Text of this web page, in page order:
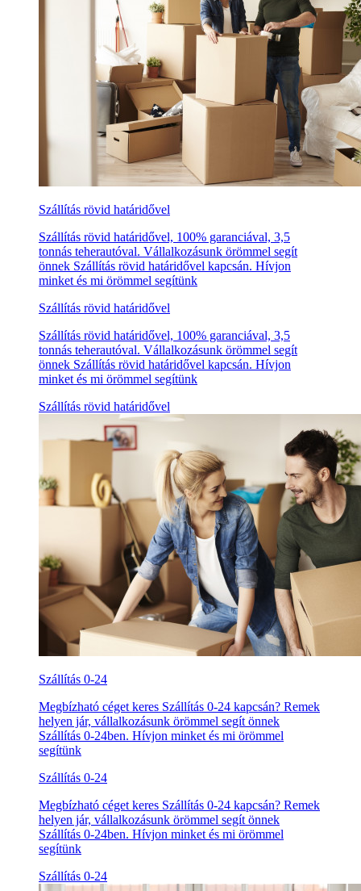
Szállítás rövid határidővel
Szállítás rövid határidővel, 100% garanciával, 3,5
tonnás teherautóval. Vállalkozásunk örömmel segít
önnek Szállítás rövid határidővel kapcsán. Hívjon
minket és mi örömmel segítünk
Szállítás rövid határidővel
Szállítás rövid határidővel, 100% garanciával, 3,5
tonnás teherautóval. Vállalkozásunk örömmel segít
önnek Szállítás rövid határidővel kapcsán. Hívjon
minket és mi örömmel segítünk
Szállítás rövid határidővel
Szállítás 0-24
Megbízható céget keres Szállítás 0-24 kapcsán? Remek
helyen jár, vállalkozásunk örömmel segít önnek
Szállítás 0-24ben. Hívjon minket és mi örömmel
segítünk
Szállítás 0-24
Megbízható céget keres Szállítás 0-24 kapcsán? Remek
helyen jár, vállalkozásunk örömmel segít önnek
Szállítás 0-24ben. Hívjon minket és mi örömmel
segítünk
Szállítás 0-24